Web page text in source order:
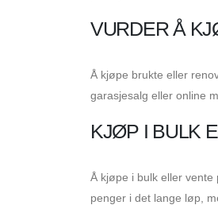
VURDER Å
Å kjøpe brukte eller
garasjesalg eller online
KJØP I BULK
Å kjøpe i bulk eller
penger i det lange løp,